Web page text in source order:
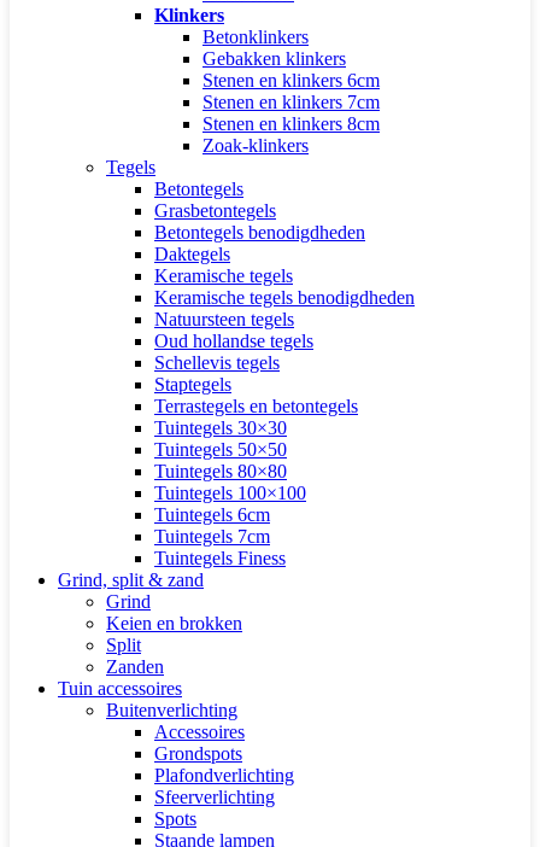
Klinkers
Betonklinkers
Gebakken klinkers
Stenen en klinkers 6cm
Stenen en klinkers 7cm
Stenen en klinkers 8cm
Zoak-klinkers
Tegels
Betontegels
Grasbetontegels
Betontegels benodigdheden
Daktegels
Keramische tegels
Keramische tegels benodigdheden
Natuursteen tegels
Oud hollandse tegels
Schellevis tegels
Staptegels
Terrastegels en betontegels
Tuintegels 30×30
Tuintegels 50×50
Tuintegels 80×80
Tuintegels 100×100
Tuintegels 6cm
Tuintegels 7cm
Tuintegels Finess
Grind, split & zand
Grind
Keien en brokken
Split
Zanden
Tuin accessoires
Buitenverlichting
Accessoires
Grondspots
Plafondverlichting
Sfeerverlichting
Spots
Staande lampen